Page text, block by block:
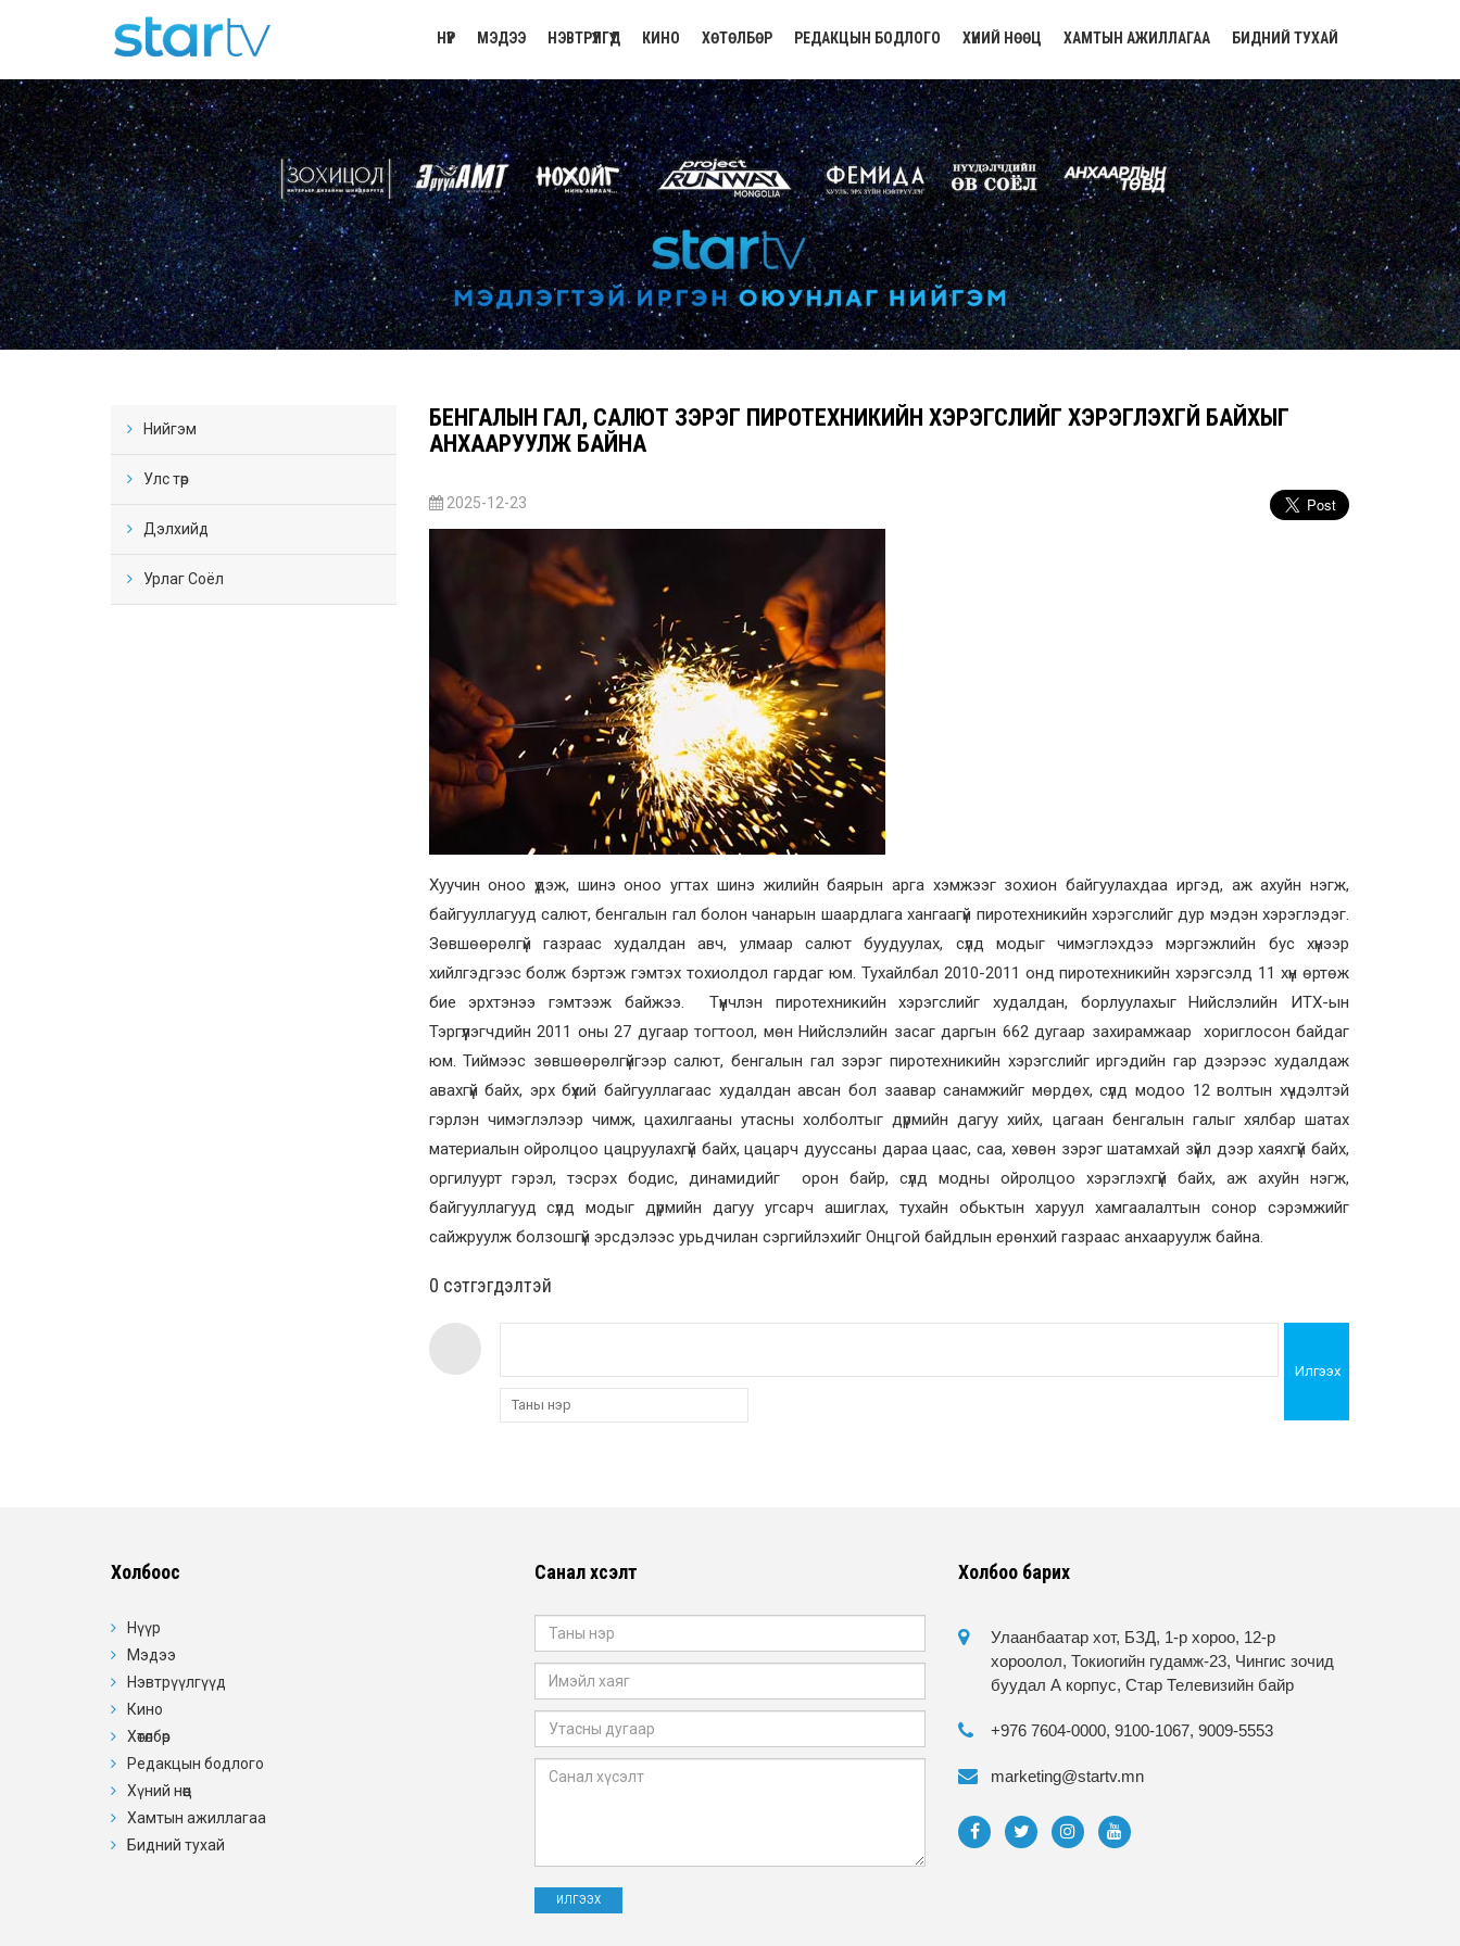
НҮҮР МЭДЭЭ НЭВТРҮҮЛГҮҮД КИНО ХӨТӨЛБӨР РЕДАКЦЫН БОДЛОГО ХҮНИЙ НӨӨЦ ХАМТЫН АЖИЛЛАГАА БИДНИЙ ТУХАЙ
Нийгэм
Улс төр
Дэлхийд
Урлаг Соёл
БЕНГАЛЫН ГАЛ, САЛЮТ ЗЭРЭГ ПИРОТЕХНИКИЙН ХЭРЭГСЛИЙГ ХЭРЭГЛЭХГҮЙ БАЙХЫГ
АНХААРУУЛЖ БАЙНА
2025-12-23
Хуучин оноо үдэж, шинэ оноо угтах шинэ жилийн баярын арга хэмжээг зохион байгуулахдаа иргэд, аж ахуйн нэгж,
байгууллагууд салют, бенгалын гал болон чанарын шаардлага хангаагүй пиротехникийн хэрэгслийг дур мэдэн хэрэглэдэг.
Зөвшөөрөлгүй газраас худалдан авч, улмаар салют буудуулах, сүлд модыг чимэглэхдээ мэргэжлийн бус хүнээр
хийлгэдгээс болж бэртэж гэмтэх тохиолдол гардаг юм. Тухайлбал 2010-2011 онд пиротехникийн хэрэгсэлд 11 хүн өртөж
бие эрхтэнээ гэмтээж байжээ. Түүнчлэн пиротехникийн хэрэгслийг худалдан, борлуулахыг Нийслэлийн ИТХ-ын
Тэргүүлэгчдийн 2011 оны 27 дугаар тогтоол, мөн Нийслэлийн засаг даргын 662 дугаар захирамжаар хориглосон байдаг
юм. Тиймээс зөвшөөрөлгүйгээр салют, бенгалын гал зэрэг пиротехникийн хэрэгслийг иргэдийн гар дээрээс худалдаж
авахгүй байх, эрх бүхий байгууллагаас худалдан авсан бол заавар санамжийг мөрдөх, сүлд модоо 12 волтын хүчдэлтэй
гэрлэн чимэглэлээр чимж, цахилгааны утасны холболтыг дүрмийн дагуу хийх, цагаан бенгалын галыг хялбар шатах
материалын ойролцоо цацруулахгүй байх, цацарч дууссаны дараа цаас, саа, хөвөн зэрэг шатамхай зүйл дээр хаяхгүй байх,
оргилуурт гэрэл, тэсрэх бодис, динамидийг орон байр, сүлд модны ойролцоо хэрэглэхгүй байх, аж ахуйн нэгж,
байгууллагууд сүлд модыг дүрмийн дагуу угсарч ашиглах, тухайн обьктын харуул хамгаалалтын сонор сэрэмжийг
сайжруулж болзошгүй эрсдэлээс урьдчилан сэргийлэхийг Онцгой байдлын ерөнхий газраас анхааруулж байна.
0 cэтгэгдэлтэй
Илгээх
Холбоос
Нүүр
Мэдээ
Нэвтрүүлгүүд
Кино
Хөтөлбөр
Редакцын бодлого
Хүний нөөц
Хамтын ажиллагаа
Бидний тухай
Санал хүсэлт Холбоо барих
Улаанбаатар хот, БЗД, 1-р хороо, 12-р
хороолол, Токиогийн гудамж-23, Чингис зочид
буудал А корпус, Стар Телевизийн байр
+976 7604-0000, 9100-1067, 9009-5553
marketing@startv.mn